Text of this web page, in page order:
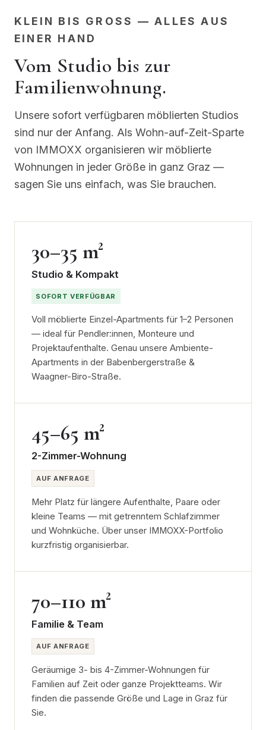
KLEIN BIS GROSS — ALLES AUS E
INER HAND
Vom Studio bis zur
Familienwohnung.
Unsere sofort verfügbaren möblierten Studios
sind nur der Anfang. Als Wohn-auf-Zeit-Sparte
von IMMOXX organisieren wir möblierte
Wohnungen in jeder Größe in ganz Graz —
sagen Sie uns einfach, was Sie brauchen.
30–35 m²
Studio & Kompakt
SOFORT VERFÜGBAR
Voll möblierte Einzel-Apartments für 1–2 Personen
— ideal für Pendler:innen, Monteure und
Projektaufenthalte. Genau unsere Ambiente-
Apartments in der Babenbergerstraße &
Waagner-Biro-Straße.
45–65 m²
2-Zimmer-Wohnung
AUF ANFRAGE
Mehr Platz für längere Aufenthalte, Paare oder
kleine Teams — mit getrenntem Schlafzimmer
und Wohnküche. Über unser IMMOXX-Portfolio
kurzfristig organisierbar.
70–110 m²
Familie & Team
AUF ANFRAGE
Geräumige 3- bis 4-Zimmer-Wohnungen für
Familien auf Zeit oder ganze Projektteams. Wir
finden die passende Größe und Lage in Graz für
Sie.